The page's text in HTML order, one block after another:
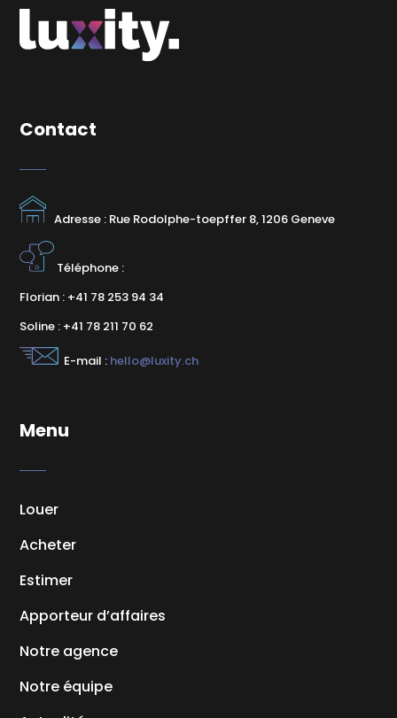
Contact
Adresse : Rue Rodolphe-toepffer 8, 1206 Geneve
Téléphone :
Florian : +41 78 253 94 34
Soline : +41 78 211 70 62
E-mail : hello@luxity.ch
Menu
Louer
Acheter
Estimer
Apporteur d’affaires
Notre agence
Notre équipe